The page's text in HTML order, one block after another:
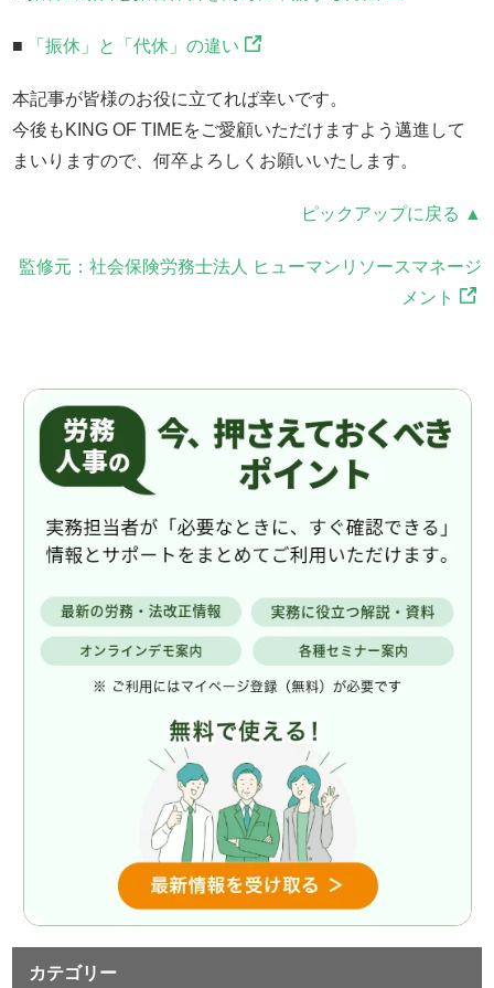
■ 「振休」と「代休」の違い
本記事が皆様のお役に立てれば幸いです。
今後もKING OF TIMEをご愛顧いただけますよう邁進して
まいりますので、何卒よろしくお願いいたします。
ピックアップに戻る ▲
監修元：社会保険労務士法人 ヒューマンリソースマネージ
メント
カテゴリー